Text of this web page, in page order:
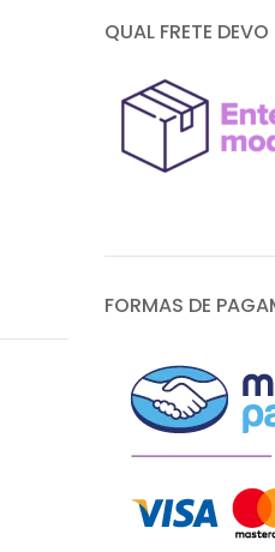
QUAL FRETE
FORMAS DE